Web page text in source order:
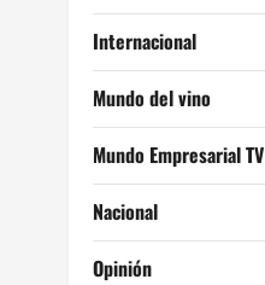
Internacional
Mundo del vino
Mundo Empresarial TV
Nacional
Opinión